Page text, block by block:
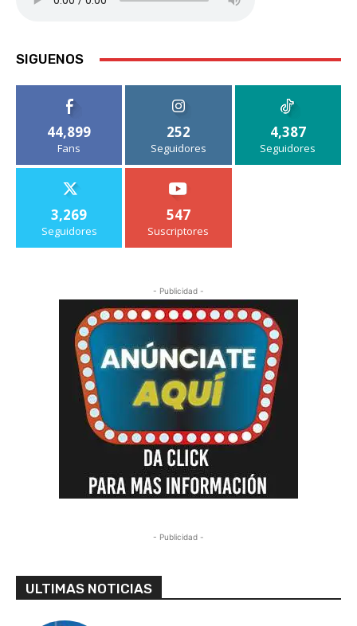
SIGUENOS
44,899
Fans
252
Seguidores
4,387
Seguidores
3,269
Seguidores
547
Suscriptores
- Publicidad -
- Publicidad -
ULTIMAS NOTICIAS